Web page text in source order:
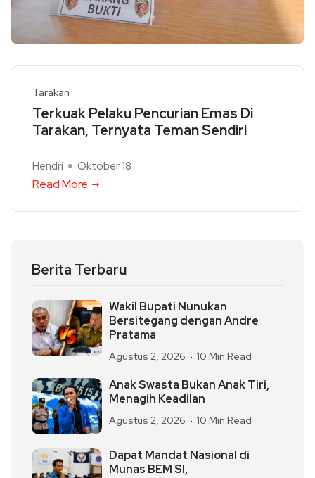
Tarakan
Terkuak Pelaku Pencurian Emas Di
Tarakan, Ternyata Teman Sendiri
Hendri Oktober 18
Read More
Berita Terbaru
Wakil Bupati Nunukan
Bersitegang dengan Andre
Pratama
Agustus 2, 2026 10 Min Read
Anak Swasta Bukan Anak Tiri,
Menagih Keadilan
Agustus 2, 2026 10 Min Read
Dapat Mandat Nasional di
Munas BEM SI,